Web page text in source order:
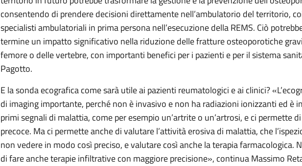
consentendo di prendere decisioni direttamente nell’ambulatorio del territorio,
specialisti ambulatoriali in prima persona nell’esecuzione della REMS. Ciò
termine un impatto significativo nella riduzione delle fratture osteoporotiche
femore o delle vertebre, con importanti benefici per i pazienti e per il sistema
Pagotto.
E la sonda ecografica come sarà utile ai pazienti reumatologici e ai clinici?
di imaging importante, perché non è invasivo e non ha radiazioni ionizzanti ed è
primi segnali di malattia, come per esempio un’artrite o un’artrosi, e ci permette
precoce. Ma ci permette anche di valutare l’attività erosiva di malattia, che
non vedere in modo così preciso, e valutare così anche la terapia farmacologica.
di fare anche terapie infiltrative con maggiore precisione», continua Massimo